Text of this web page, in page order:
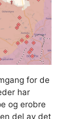
for de
har
og erobre
del av det